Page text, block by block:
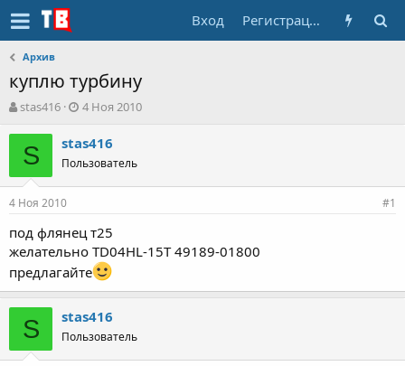
Вход Регистрация
Архив
куплю турбину
А
т
о
т
е
ы
stas416
Д
т
н
а
л
а
4 Ноя 2010
S stas416
Пользователь
4 Ноя 2010 #1
под флянец т25
желательно TD04HL-15T 49189-01800
предлагайте
S stas416
Пользователь